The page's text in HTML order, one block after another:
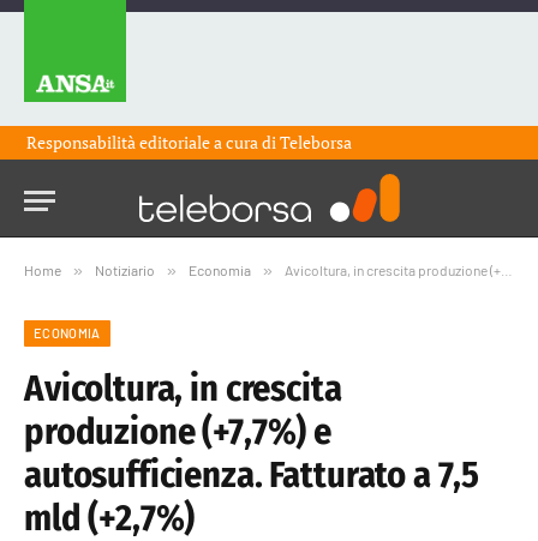
Responsabilità editoriale a cura diTeleborsa
Home » Notiziario » Economia » Avicoltura, in crescita produzione (+7,7%) e autosufficienza. Fatturato a 7,5 mld (+2,7%)
ECONOMIA
Avicoltura, in crescita
produzione (+7,7%) e
autosufficienza. Fatturato a 7,5
mld (+2,7%)